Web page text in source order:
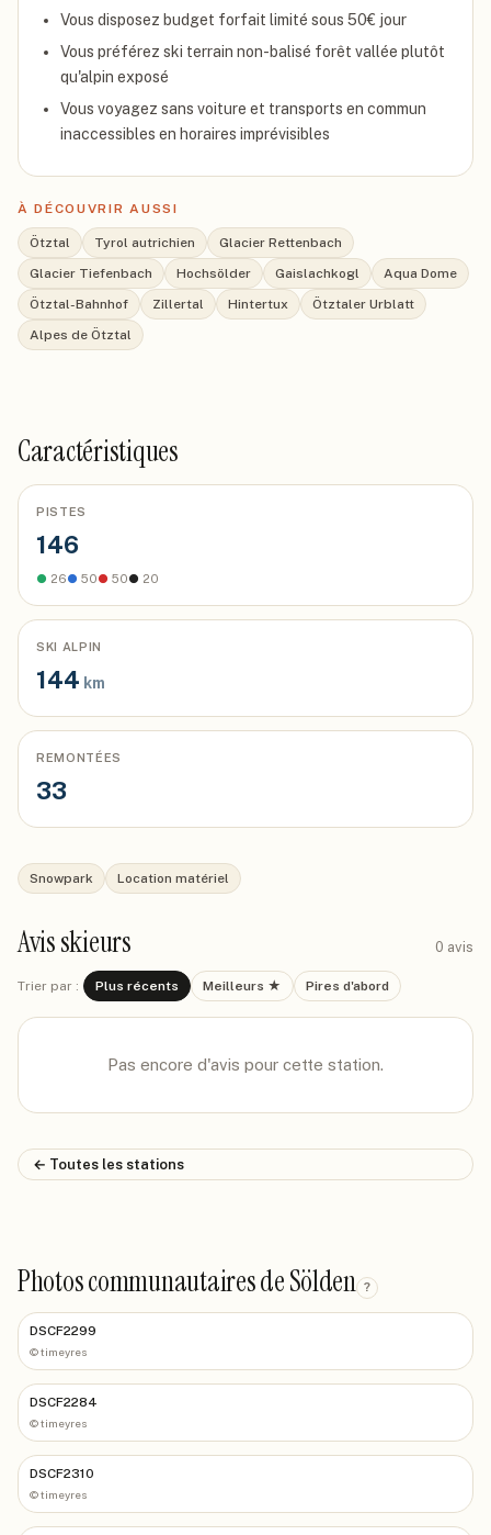
Vous disposez budget forfait limité sous 50€ jour
Vous préférez ski terrain non-balisé forêt vallée plutôt
qu'alpin exposé
Vous voyagez sans voiture et transports en commun
inaccessibles en horaires imprévisibles
À DÉCOUVRIR AUSSI
Ötztal Tyrol autrichien
Glacier Rettenbach
Glacier Tiefenbach
Hochsölder Gaislachkogl
Aqua Dome
Ötztal-Bahnhof
Zillertal Hintertux
Ötztaler Urblatt
Alpes de Ötztal
Caractéristiques
PISTES
146
● 26● 50● 50● 20
SKI ALPIN
144 km
REMONTÉES
33
Snowpark Location matériel
Avis skieurs 0 avis
Trier par : Plus récents Meilleurs ★ Pires d'abord
Pas encore d'avis pour cette station.
← Toutes les stations
Photos communautaires de Sölden ?
DSCF2299
©timeyres
DSCF2284
©timeyres
DSCF2310
©timeyres